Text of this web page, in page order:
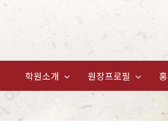
학원소개 원장프로필